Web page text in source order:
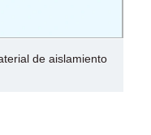
de aislamiento